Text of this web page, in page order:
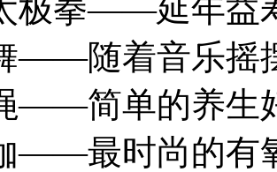
极拳——延年益
——随着音乐摇
——简单的养生
——最时尚的有